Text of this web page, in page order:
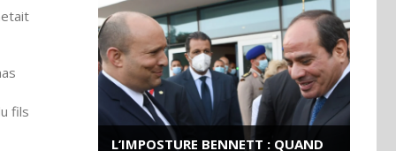
fils
L’IMPOSTURE BENNETT : QUAND